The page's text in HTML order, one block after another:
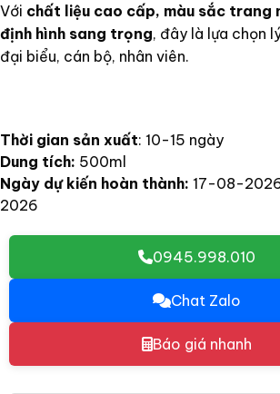
Với chất liệu cao cấp, màu sắc trang
định hình sang trọng, đây là lựa chọn
đại biểu, cán bộ, nhân viên.
Thời gian sản xuất: 10-15 ngày
Dung tích: 500ml
Ngày dự kiến hoàn thành: 17-08-
2026
0945.998.010
Chat Zalo
Báo giá nhanh